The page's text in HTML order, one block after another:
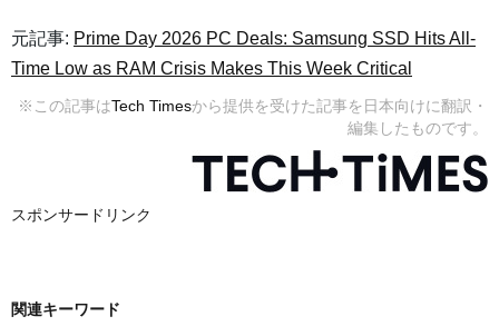
元記事: Prime Day 2026 PC Deals: Samsung SSD Hits All-
Time Low as RAM Crisis Makes This Week Critical
※この記事はTech Timesから提供を受けた記事を日本向けに翻訳・
編集したものです。
スポンサードリンク
関連キーワード